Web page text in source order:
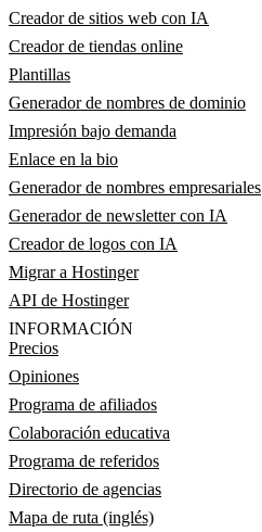
Creador de sitios web con IA
Creador de tiendas online
Plantillas
Generador de nombres de dominio
Impresión bajo demanda
Enlace en la bio
Generador de nombres empresariales
Generador de newsletter con IA
Creador de logos con IA
Migrar a Hostinger
API de Hostinger
INFORMACIÓN
Precios
Opiniones
Programa de afiliados
Colaboración educativa
Programa de referidos
Directorio de agencias
Mapa de ruta (inglés)